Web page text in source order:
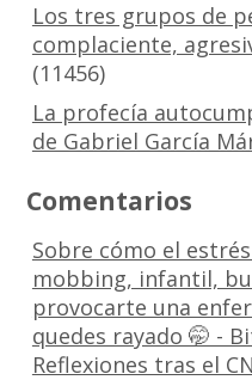
Los tres grupos de
complaciente,
(11456)
La profecía
de Gabriel García
Comentarios
Sobre cómo el
mobbing, infantil,
provocarte una
quedes rayado 🤭 -
Reflexiones tras el